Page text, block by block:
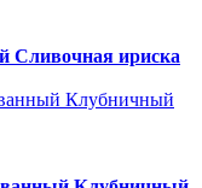
Сливочная ириска